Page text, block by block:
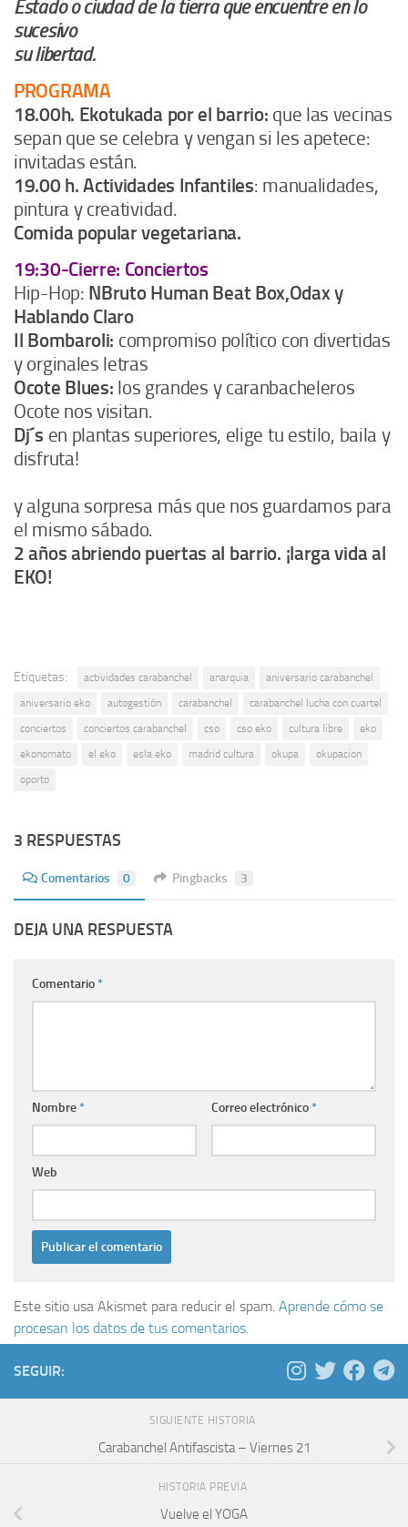
Estado o ciudad de la tierra que encuentre en lo
sucesivo
su libertad.
PROGRAMA
18.00h. Ekotukada por el barrio: que las vecinas
sepan que se celebra y vengan si les apetece:
invitadas están.
19.00 h. Actividades Infantiles: manualidades,
pintura y creatividad.
Comida popular vegetariana.
19:30-Cierre: Conciertos
Hip-Hop: NBruto Human Beat Box,Odax y
Hablando Claro
Il Bombaroli: compromiso político con divertidas
y orginales letras
Ocote Blues: los grandes y caranbacheleros
Ocote nos visitan.
Dj´s en plantas superiores, elige tu estilo, baila y
disfruta!
y alguna sorpresa más que nos guardamos para
el mismo sábado.
2 años abriendo puertas al barrio. ¡larga vida al
EKO!
Etiquetas: actividades carabanchel anarquia
aniversario carabanchel
aniversario eko
autogestión carabanchel
carabanchel lucha con cuartel
conciertos
conciertos carabanchel cso cso eko cultura libre
eko
ekonomato
el eko esla eko madrid cultura okupa
okupacion
oporto
3 RESPUESTAS
Comentarios 0 Pingbacks 3
DEJA UNA RESPUESTA
Comentario*
Nombre* Correo electrónico*
Web
Este sitio usa Akismet para reducir el spam. Aprende cómo se
procesan los datos de tus comentarios.
SEGUIR:
SIGUIENTE HISTORIA
Carabanchel Antifascista – Viernes 21
HISTORIA PREVIA
Vuelve el YOGA